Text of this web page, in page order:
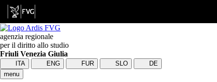
agenzia regionale
per il diritto allo studio
Friuli Venezia Giulia
ITA ENG FUR SLO
DE
menu